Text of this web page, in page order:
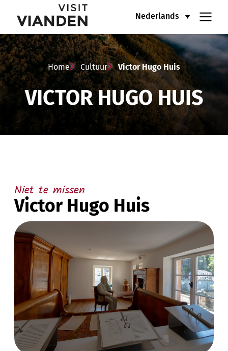
Nederlands
Victor
Hugo
Huis
Hoofdnavigatiemenu
Home Cultuur Victor Hugo Huis
VICTOR HUGO HUIS
Niet te missen
Victor Hugo Huis